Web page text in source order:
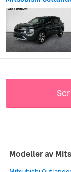
Modeller av